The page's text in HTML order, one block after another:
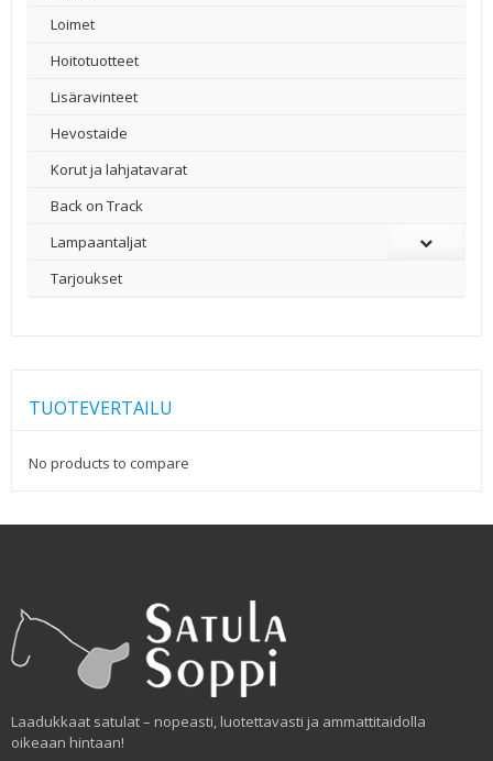
Loimet
Hoitotuotteet
Lisäravinteet
Hevostaide
Korut ja lahjatavarat
Back on Track
Lampaantaljat
Tarjoukset
TUOTEVERTAILU
No products to compare
Laadukkaat satulat – nopeasti, luotettavasti ja ammattitaidolla
oikeaan hintaan!